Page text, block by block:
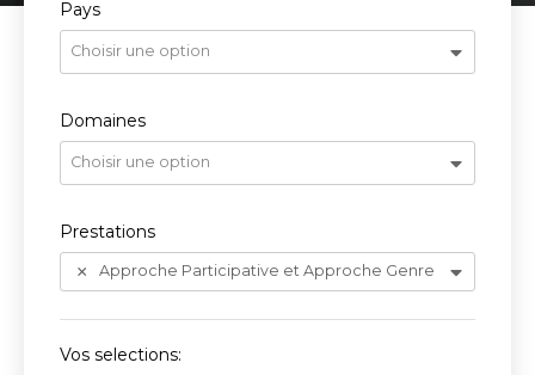
Pays
Choisir une option
Domaines
Choisir une option
Prestations
Approche Participative et Approche Genre
Vos selections: